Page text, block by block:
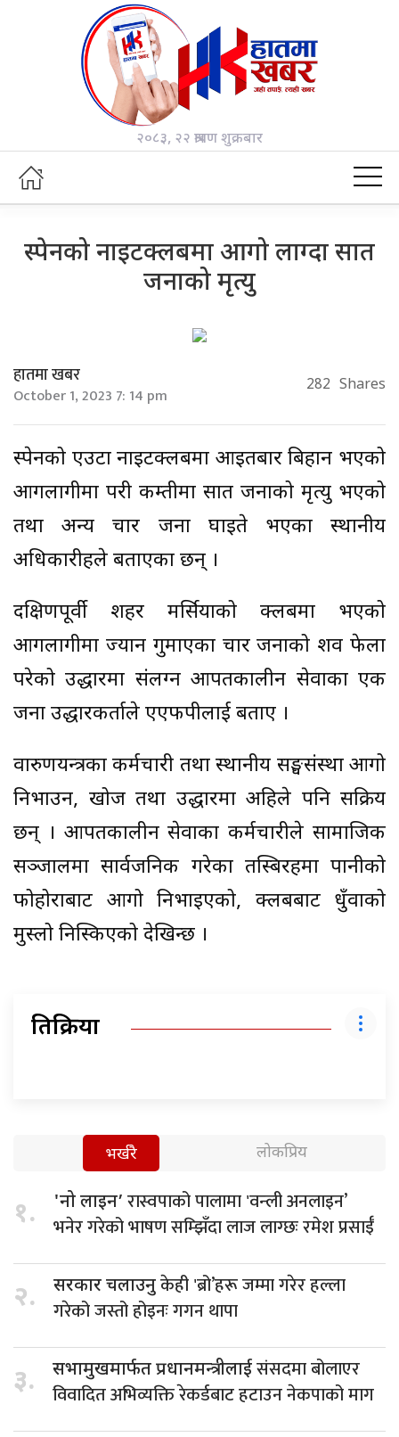
२०८३, २२ श्रावण शुक्रबार
स्पेनको नाइटक्लबमा आगो लाग्दा सात
जनाको मृत्यु
हातमा खबर
October 1, 2023 7: 14 pm 282 Shares
स्पेनको एउटा नाइटक्लबमा आइतबार बिहान भएको
आगलागीमा परी कम्तीमा सात जनाको मृत्यु भएको
तथा अन्य चार जना घाइते भएका स्थानीय
अधिकारीहरूले बताएका छन् ।
दक्षिणपूर्वी शहर मर्सियाको क्लबमा भएको
आगलागीमा ज्यान गुमाएका चार जनाको शव फेला
परेको उद्धारमा संलग्न आपतकालीन सेवाका एक
जना उद्धारकर्ताले एएफपीलाई बताए ।
वारुणयन्त्रका कर्मचारी तथा स्थानीय सङ्घसंस्था आगो
निभाउन, खोज तथा उद्धारमा अहिले पनि सक्रिय
छन् । आपतकालीन सेवाका कर्मचारीले सामाजिक
सञ्जालमा सार्वजनिक गरेका तस्बिरहरूमा पानीको
फोहोराबाट आगो निभाइएको, क्लबबाट धुँवाको
मुस्लो निस्किएको देखिन्छ ।
प्रतिक्रिया
भर्खरै लोकप्रिय
१. 'नो लाइन’ रास्वपाको पालामा 'वन्ली अनलाइन’
भनेर गरेको भाषण सम्झिँदा लाज लाग्छः रमेश प्रसाईँ
२. सरकार चलाउनुकेही 'ब्रो’हरू जम्मा गरेर हल्ला
गरेको जस्तो होइनः गगन थापा
३. सभामुखमार्फत प्रधानमन्त्रीलाईसंसदमा बोलाएर
विवादित अभिव्यक्ति रेकर्डबाट हटाउन नेकपाको माग